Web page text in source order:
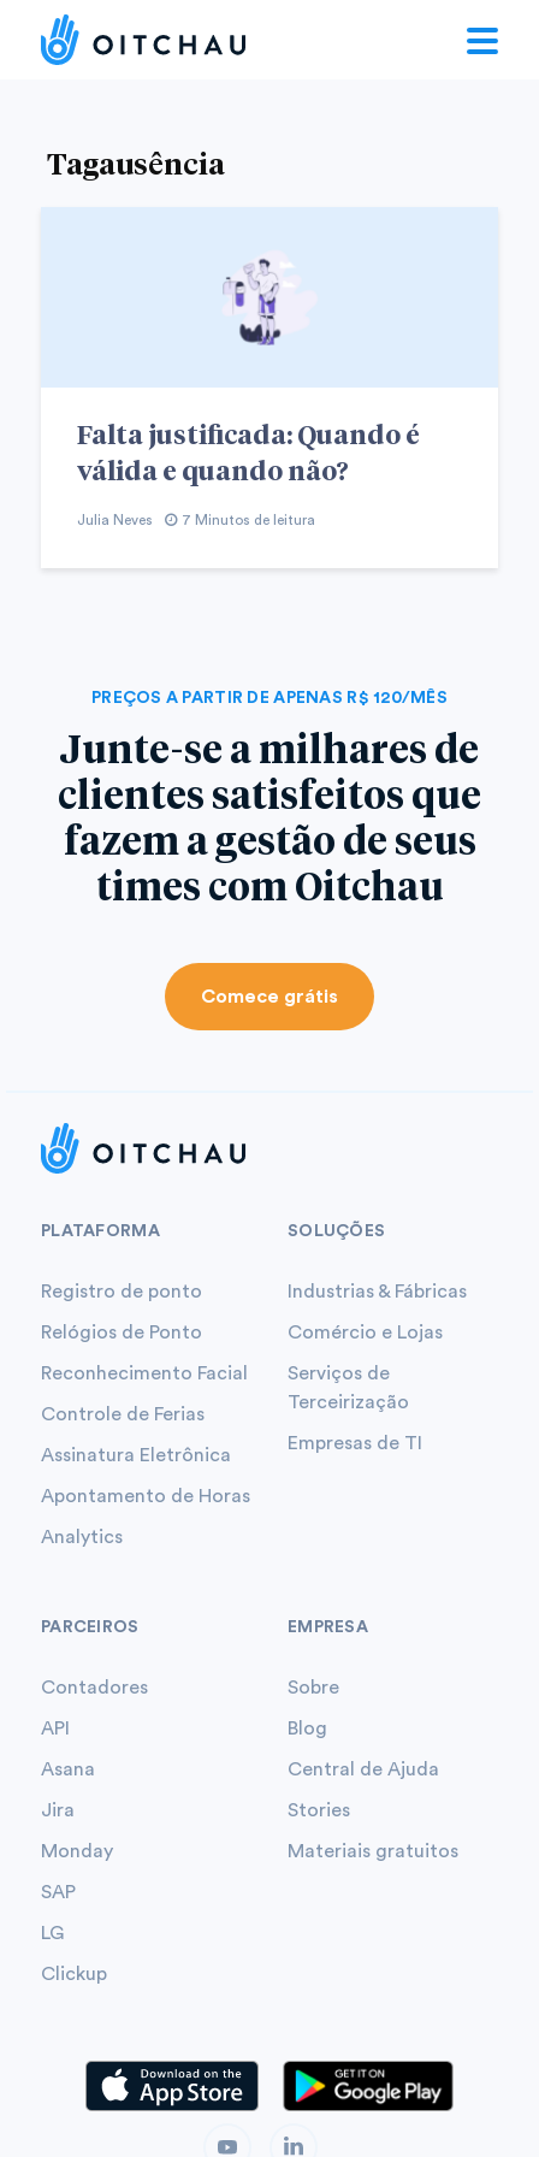
Tagausência
Falta justificada: Quando é
válida e quando não?
Julia Neves 7 Minutos de leitura
PREÇOS A PARTIR DE APENAS R$ 120/MÊS
Junte-se a milhares de
clientes satisfeitos que
fazem a gestão de seus
times com Oitchau
Comece grátis
PLATAFORMA
Registro de ponto
Relógios de Ponto
Reconhecimento Facial
Controle de Ferias
Assinatura Eletrônica
Apontamento de Horas
Analytics
SOLUÇÕES
Industrias & Fábricas
Comércio e Lojas
Serviços de
Terceirização
Empresas de TI
PARCEIROS
Contadores
API
Asana
Jira
Monday
SAP
LG
Clickup
EMPRESA
Sobre
Blog
Central de Ajuda
Stories
Materiais gratuitos